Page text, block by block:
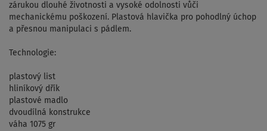
zárukou dlouhé životnosti a vysoké odolnosti vůči
mechanickému poškození. Plastová hlavička pro pohodlný úchop
a přesnou manipulaci s pádlem.
Technologie:
plastový list
hliníkový dřík
plastové madlo
dvoudílná konstrukce
váha 1075 gr